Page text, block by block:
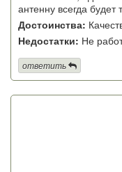
антенну всегда будет
Достоинства:
Недостатки: Не
ответить